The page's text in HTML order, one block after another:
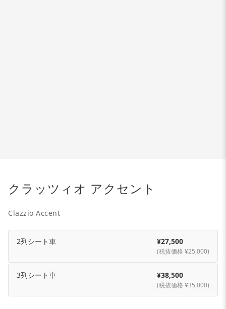
クラッツィオ アクセント
Clazzio Accent
2列シート車 ¥27,500
(税抜価格 ¥25,000)
3列シート車 ¥38,500
(税抜価格 ¥35,000)